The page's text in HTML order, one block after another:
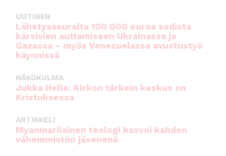
UUTINEN
Lähetysseuralta 100 000 euroa sodista
kärsivien auttamiseen Ukrainassa ja
Gazassa – myös Venezuelassa avustustyö
käynnissä
NÄKÖKULMA
Jukka Helle: Kirkon tärkein keskus on
Kristuksessa
ARTIKKELI
Myanmarilainen teologi kasvoi kahden
vähemmistön jäsenenä